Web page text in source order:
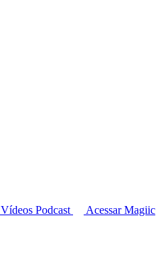
Vídeos Podcast
Acessar Magiic